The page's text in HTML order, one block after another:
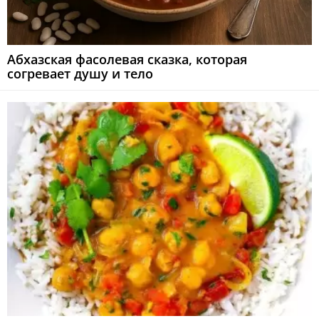
Абхазская фасолевая сказка, которая
согревает душу и тело